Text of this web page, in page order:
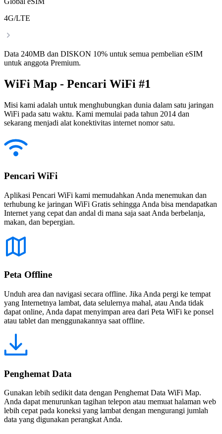
4G/LTE
Data 240MB dan DISKON 10% untuk semua pembelian eSIM
untuk anggota Premium.
WiFi Map - Pencari WiFi #1
Misi kami adalah untuk menghubungkan dunia dalam satu jaringan
WiFi pada satu waktu. Kami memulai pada tahun 2014 dan
sekarang menjadi alat konektivitas internet nomor satu.
Pencari WiFi
Aplikasi Pencari WiFi kami memudahkan Anda menemukan dan
terhubung ke jaringan WiFi Gratis sehingga Anda bisa mendapatkan
Internet yang cepat dan andal di mana saja saat Anda berbelanja,
makan, dan bepergian.
Peta Offline
Unduh area dan navigasi secara offline. Jika Anda pergi ke tempat
yang Internetnya lambat, data selulernya mahal, atau Anda tidak
dapat online, Anda dapat menyimpan area dari Peta WiFi ke ponsel
atau tablet dan menggunakannya saat offline.
Penghemat Data
Gunakan lebih sedikit data dengan Penghemat Data WiFi Map.
Anda dapat menurunkan tagihan telepon atau memuat halaman web
lebih cepat pada koneksi yang lambat dengan mengurangi jumlah
data yang digunakan perangkat Anda.